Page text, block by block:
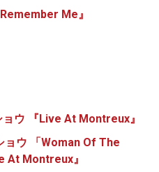
Me』
ウ 『Live At Montreux』
ウ 「Woman Of The
At Montreux』